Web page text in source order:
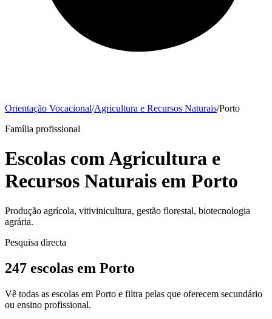
Orientação Vocacional/Agricultura e Recursos Naturais/Porto
Família profissional
Escolas com Agricultura e
Recursos Naturais em Porto
Produção agrícola, vitivinicultura, gestão florestal, biotecnologia
agrária.
Pesquisa directa
247 escolas em Porto
Vê todas as escolas em Porto e filtra pelas que oferecem secundário
ou ensino profissional.